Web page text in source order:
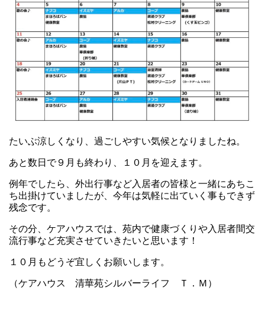
たいぶ涼しくなり、過ごしやすい気候となりましたね。
あと数日で９月も終わり、１０月を迎えます。
例年でしたら、外出行事など入居者の皆様と一緒にあちこ
ち出掛けていましたが、今年は気軽に出ていく事もできず
残念です。
その分、ケアハウスでは、苑内で健康づくりや入居者間交
流行事など充実させていきたいと思います！
１０月もどうぞ宜しくお願いします。
（ケアハウス 清華苑シルバーライフ Ｔ．Ｍ）